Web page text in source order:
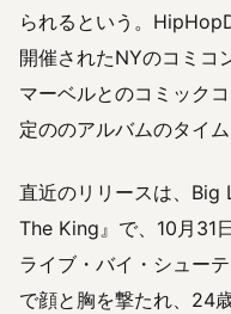
られるという。
開催されたNYのコミコ
マーベルとのコミック
定ののアルバムのタイ
直近のリリースは、Big
The King』で、10月31
ライブ・バイ・シュー
で顔と胸を撃たれ、24